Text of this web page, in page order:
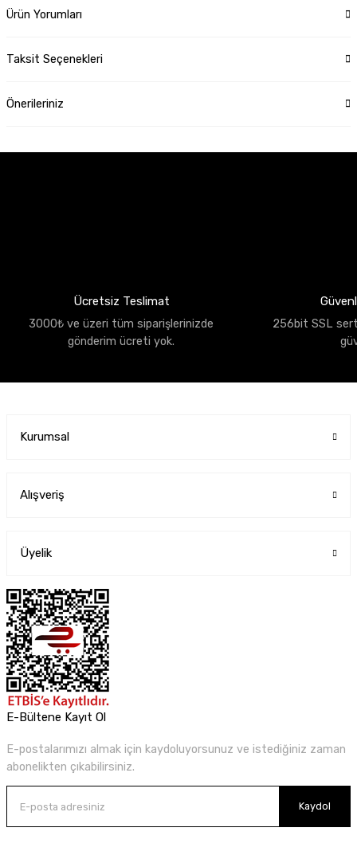
Ürün Yorumları
Taksit Seçenekleri
Önerileriniz
Ücretsiz Teslimat
3000₺ ve üzeri tüm siparişlerinizde
gönderim ücreti yok.
256bit SSL
Kurumsal
Alışveriş
Üyelik
E-Bültene Kayıt Ol
E-postalarımızı almak için kaydoluyorsunuz ve istediğiniz zaman
abonelikten çıkabilirsiniz.
Kaydol